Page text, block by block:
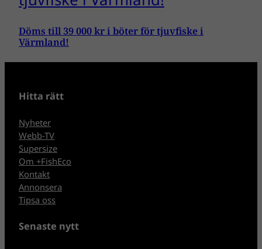
Döms till 39 000 kr i böter för tjuvfiske i
Värmland!
Hitta rätt
Nyheter
Webb-TV
Supersize
Om +FishEco
Kontakt
Annonsera
Tipsa oss
Senaste nytt